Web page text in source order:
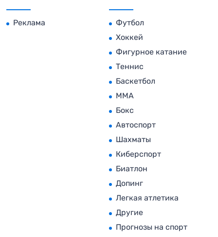
Реклама
Футбол
Хоккей
Фигурное катание
Теннис
Баскетбол
MMA
Бокс
Автоспорт
Шахматы
Киберспорт
Биатлон
Допинг
Легкая атлетика
Другие
Прогнозы на спорт